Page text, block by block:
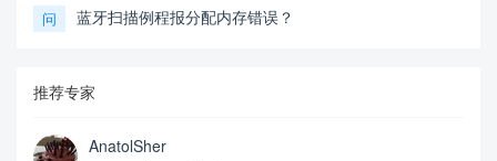
问 蓝牙扫描例程报分配内存错误？
推荐专家
AnatolSher